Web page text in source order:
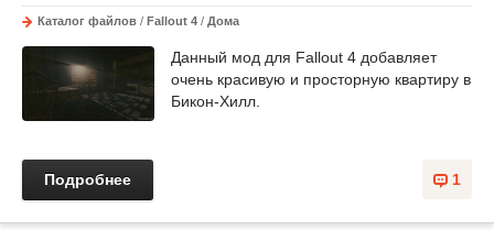
Каталог файлов / Fallout 4 / Дома
Данный мод для Fallout 4 добавляет
очень красивую и просторную квартиру в
Бикон-Хилл.
1
Подробнее